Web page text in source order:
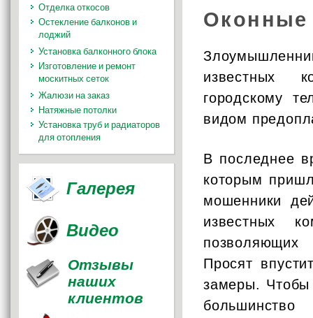
известных
городскому
видом
В последнее
которым
мошенники
известных
позволяющих
Просят
замеры. Чтобы
Отделка откосов
Остекление балконов и
лоджий
Установка балконного блока
Изготовление и ремонт
москитных сеток
Жалюзи на заказ
Натяжные потолки
Установка труб и радиаторов
для отопления
Галерея
Видео
Отзывы
наших
клиентов